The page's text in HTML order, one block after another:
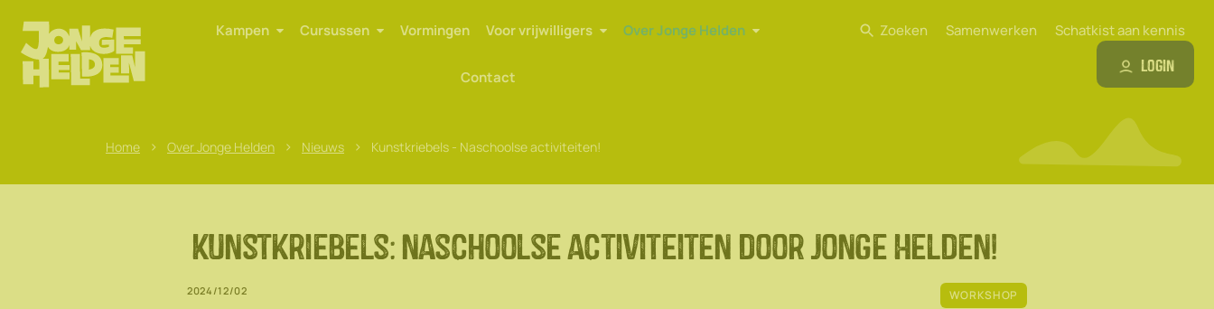
Kampen Cursussen Vormingen Voor vrijwilligers Over Jonge Helden
Contact
Zoeken Samenwerken Schatkist aan kennis
Login
Home > Over Jonge Helden > Nieuws > Kunstkriebels - Naschoolse activiteiten!
Kunstkriebels: naschoolse activiteiten door Jonge Helden!
2024/12/02 WORKSHOP